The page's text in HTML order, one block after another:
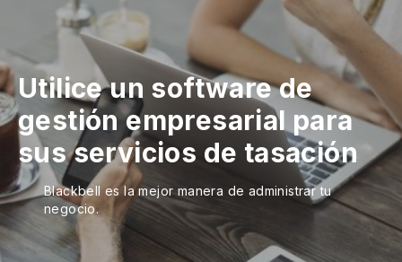
Utilice un software de
gestión empresarial para
sus servicios de tasación
Blackbell es la mejor manera de administrar tu
negocio.